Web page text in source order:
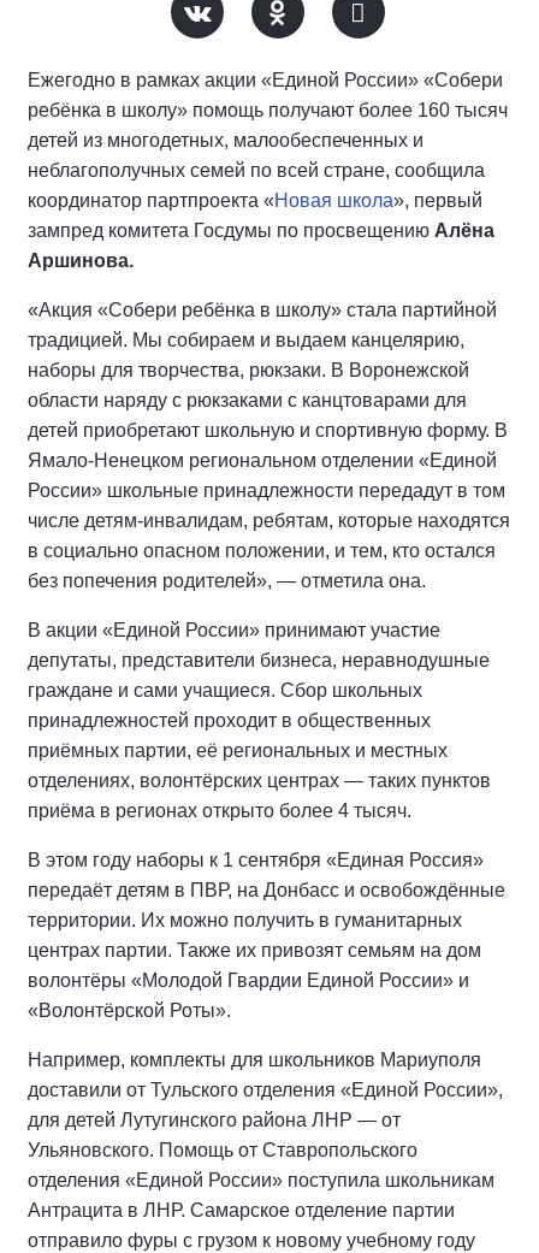
Ежегодно в рамках акции «Единой России» «Собери
ребёнка в школу» помощь получают более 160 тысяч
детей из многодетных, малообеспеченных и
неблагополучных семей по всей стране, сообщила
координатор партпроекта «Новая школа», первый
зампред комитета Госдумы по просвещению Алёна
Аршинова.
«Акция «Собери ребёнка в школу» стала партийной
традицией. Мы собираем и выдаем канцелярию,
наборы для творчества, рюкзаки. В Воронежской
области наряду с рюкзаками с канцтоварами для
детей приобретают школьную и спортивную форму. В
Ямало-Ненецком региональном отделении «Единой
России» школьные принадлежности передадут в том
числе детям-инвалидам, ребятам, которые находятся
в социально опасном положении, и тем, кто остался
без попечения родителей», — отметила она.
В акции «Единой России» принимают участие
депутаты, представители бизнеса, неравнодушные
граждане и сами учащиеся. Сбор школьных
принадлежностей проходит в общественных
приёмных партии, её региональных и местных
отделениях, волонтёрских центрах — таких пунктов
приёма в регионах открыто более 4 тысяч.
В этом году наборы к 1 сентября «Единая Россия»
передаёт детям в ПВР, на Донбасс и освобождённые
территории. Их можно получить в гуманитарных
центрах партии. Также их привозят семьям на дом
волонтёры «Молодой Гвардии Единой России» и
«Волонтёрской Роты».
Например, комплекты для школьников Мариуполя
доставили от Тульского отделения «Единой России»,
для детей Лутугинского района ЛНР — от
Ульяновского. Помощь от Ставропольского
отделения «Единой России» поступила школьникам
Антрацита в ЛНР. Самарское отделение партии
отправило фуры с грузом к новому учебному году